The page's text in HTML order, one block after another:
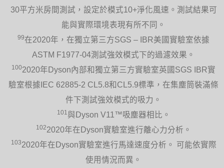
30平方米房間測試，設定於模式10+淨化風速。測試結果可
能與實際環境表現有所不同。
99在2020年，在獨立第三方SGS – IBR美國實驗室依據
ASTM F1977-04測試強效模式下的過濾效果。
1002020年Dyson內部和獨立第三方實驗室英國SGS IBR實
驗室根據IEC 62885-2 CL5.8和CL5.9標準，在集塵筒裝滿條
件下測試強效模式的吸力。
101 與Dyson V11™吸塵器相比。
1022020年在Dyson實驗室進行離心力分析。
1032020年在Dyson實驗室進行馬達速度分析。 可能依實際
使用情況而異。